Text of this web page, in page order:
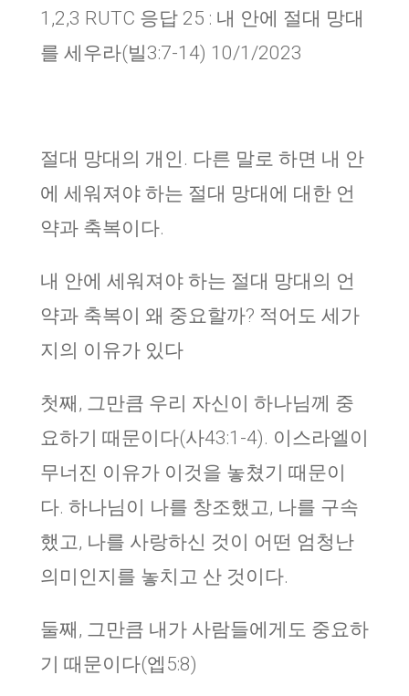
1,2,3 RUTC 응답 25 : 내 안에 절대 망대
를 세우라(빌3:7-14) 10/1/2023
절대 망대의 개인. 다른 말로 하면 내 안
에 세워져야 하는 절대 망대에 대한 언
약과 축복이다.
내 안에 세워져야 하는 절대 망대의 언
약과 축복이 왜 중요할까? 적어도 세가
지의 이유가 있다
첫째, 그만큼 우리 자신이 하나님께 중
요하기 때문이다(사43:1-4). 이스라엘이
무너진 이유가 이것을 놓쳤기 때문이
다. 하나님이 나를 창조했고, 나를 구속
했고, 나를 사랑하신 것이 어떤 엄청난
의미인지를 놓치고 산 것이다.
둘째, 그만큼 내가 사람들에게도 중요하
기 때문이다(엡5:8)